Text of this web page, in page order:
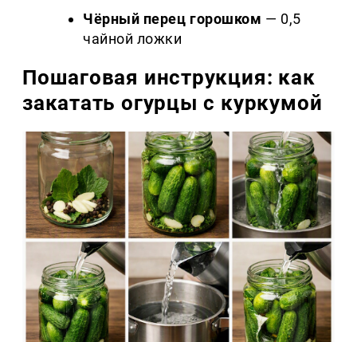
Чёрный перец горошком — 0,5
чайной ложки
Пошаговая инструкция: как
закатать огурцы с куркумой